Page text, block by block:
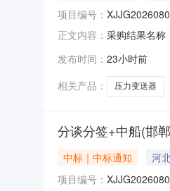
项目编号：
正文内容： 采购结果名称
描述规格型号
名：张工
发布时间： 23小时前
相关产品：
压力变送器
分谈分签+中船(邯
中标｜中标通知 河
项目编号：